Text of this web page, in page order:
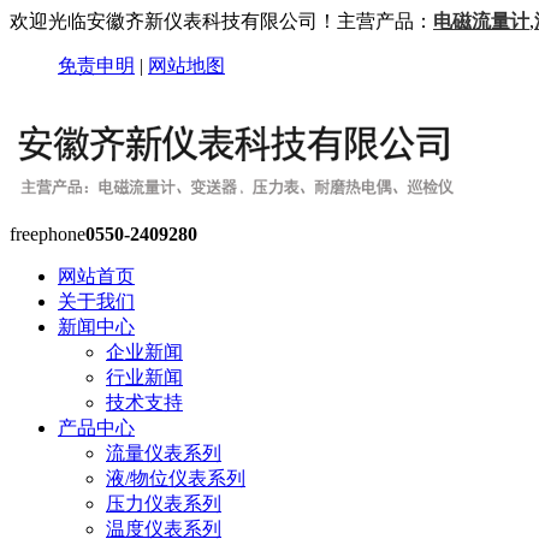
欢迎光临安徽齐新仪表科技有限公司！主营产品： 电磁流量计,
免责申明 | 网站地图
freephone0550-2409280
网站首页
关于我们
新闻中心
企业新闻
行业新闻
技术支持
产品中心
流量仪表系列
液/物位仪表系列
压力仪表系列
温度仪表系列